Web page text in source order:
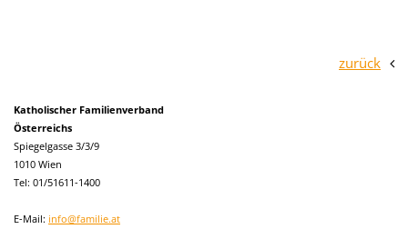
zurück
Katholischer Familienverband
Österreichs
Spiegelgasse 3/3/9
1010 Wien
Tel: 01/51611-1400
E-Mail: info@familie.at